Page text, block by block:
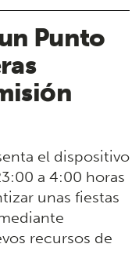
Punto
el dispositivo
a 4:00 horas
unas fiestas
recursos de